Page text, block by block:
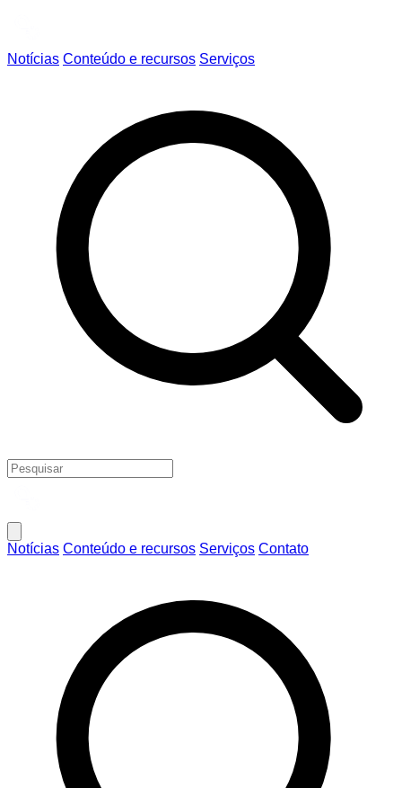
Notícias Conteúdo e recursos Serviços
Notícias Conteúdo e recursos Serviços Contato